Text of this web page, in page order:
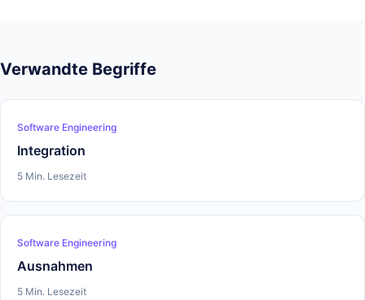
Verwandte Begriffe
Software Engineering
Integration
5 Min. Lesezeit
Software Engineering
Ausnahmen
5 Min. Lesezeit